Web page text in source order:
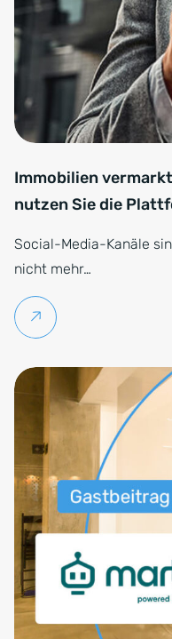
Immobilien
nutzen Sie die
Social-Media-Kanäle
nicht mehr…
Weiterlesen